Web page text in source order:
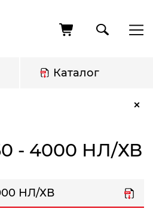
Каталог
×
- 4000 НЛ/ХВ
НЛ/ХВ